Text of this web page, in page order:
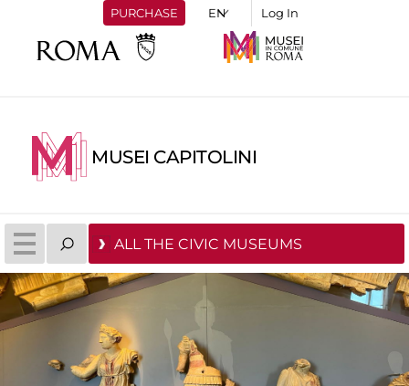
PURCHASE Log In
MUSEI CAPITOLINI
ALL THE CIVIC MUSEUMS